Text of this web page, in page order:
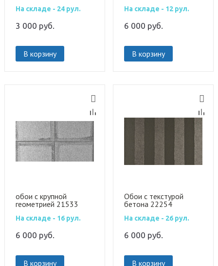
На складе - 24 рул.
3 000 руб.
В корзину
На складе - 12 рул.
6 000 руб.
В корзину
обои с крупной
геометрией 21533
На складе - 16 рул.
6 000 руб.
В корзину
Обои с текстурой
бетона 22254
На складе - 26 рул.
6 000 руб.
В корзину